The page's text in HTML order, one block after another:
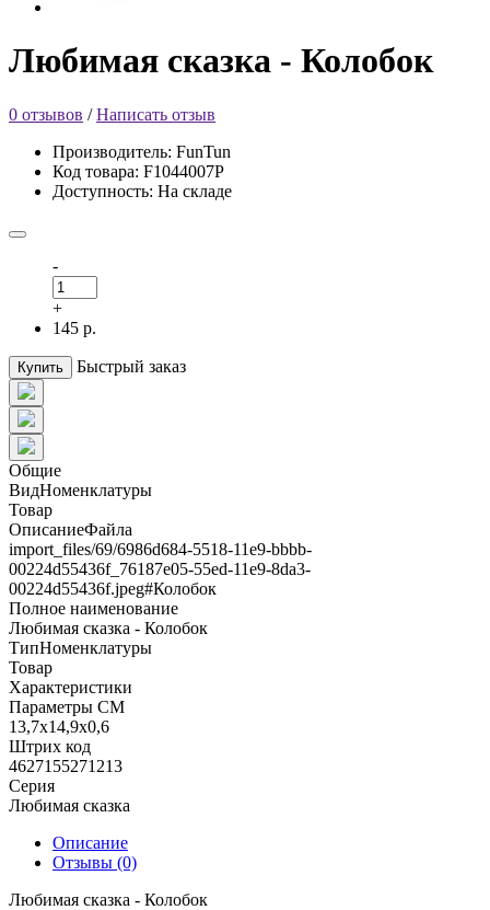
Любимая сказка - Колобок
0 отзывов /Написать отзыв
Производитель: FunTun
Код товара: F1044007Р
Доступность: На складе
-
+
145 р.
Купить Быстрый заказ
Общие
ВидНоменклатуры
Товар
ОписаниеФайла
import_files/69/6986d684-5518-11e9-bbbb-
00224d55436f_76187e05-55ed-11e9-8da3-
00224d55436f.jpeg#Колобок
Полное наименование
Любимая сказка - Колобок
ТипНоменклатуры
Товар
Характеристики
Параметры СМ
13,7x14,9x0,6
Штрих код
4627155271213
Серия
Любимая сказка
Описание
Отзывы (0)
Любимая сказка - Колобок